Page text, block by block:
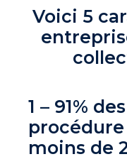
Voici 5
1 – 91%
moins de